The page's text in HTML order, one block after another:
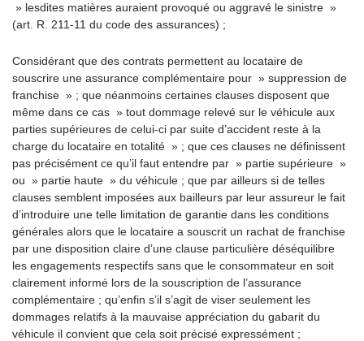
» lesdites matières auraient provoqué ou aggravé le sinistre »
(art. R. 211-11 du code des assurances) ;
Considérant que des contrats permettent au locataire de
souscrire une assurance complémentaire pour » suppression de
franchise » ; que néanmoins certaines clauses disposent que
même dans ce cas » tout dommage relevé sur le véhicule aux
parties supérieures de celui-ci par suite d’accident reste à la
charge du locataire en totalité » ; que ces clauses ne définissent
pas précisément ce qu’il faut entendre par » partie supérieure »
ou » partie haute » du véhicule ; que par ailleurs si de telles
clauses semblent imposées aux bailleurs par leur assureur le fait
d’introduire une telle limitation de garantie dans les conditions
générales alors que le locataire a souscrit un rachat de franchise
par une disposition claire d’une clause particulière déséquilibre
les engagements respectifs sans que le consommateur en soit
clairement informé lors de la souscription de l’assurance
complémentaire ; qu’enfin s’il s’agit de viser seulement les
dommages relatifs à la mauvaise appréciation du gabarit du
véhicule il convient que cela soit précisé expressément ;